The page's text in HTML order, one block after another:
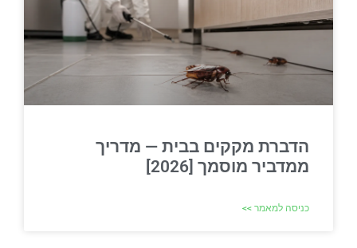
הדברת מקקים בבית — מדריך
ממדביר מוסמך [2026]
כניסה למאמר >>